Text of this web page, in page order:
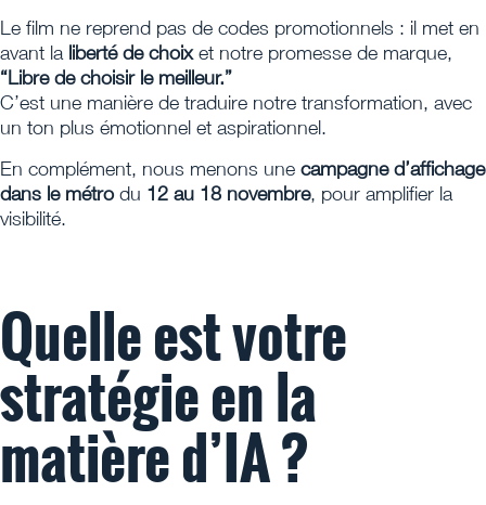
Le film ne reprend pas de codes promotionnels : il met en
avant la liberté de choixet notre promesse de marque,
“Libre de choisir le meilleur.”
C’est une manière de traduire notre transformation, avec
un ton plus émotionnel et aspirationnel.
En complément, nous menons une campagne d’affichage
dans le métrodu 12 au 18 novembre, pour amplifier la
visibilité.
Quelle est votre
stratégie en la
matière d’IA ?